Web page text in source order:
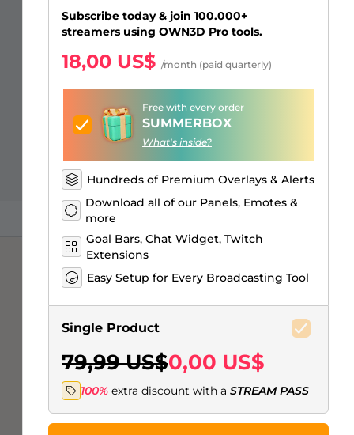
stream
Subscribe today & join 100.000+
streamers using OWN3D Pro tools.
18,00 US$ /month (paid quarterly)
Free with every order
SUMMERBOX
What's inside?
Hundreds of Premium Overlays & Alerts
Download all of our Panels, Emotes &
more
Goal Bars, Chat Widget, Twitch
Extensions
Easy Setup for Every Broadcasting Tool
Single Product
79,99 US$0,00 US$
100% extra discount with a STREAM PASS